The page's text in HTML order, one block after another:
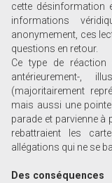
cette désinformation
informations
anonymement, ces
questions en retour.
Ce type de
antérieurement-,
(majoritairement
mais aussi une
parade et parvienne à
rebattraient les
allégations qui ne se
Des conséquences